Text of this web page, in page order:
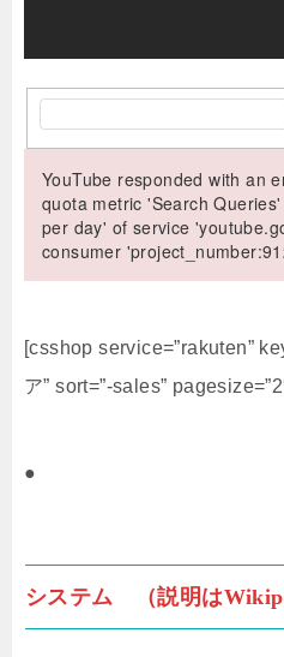
YouTube responded with an
quota metric 'Search
per day' of service
consumer
[csshop service=”rakuten”
ア” sort=”-sales”
●
システム （説明は